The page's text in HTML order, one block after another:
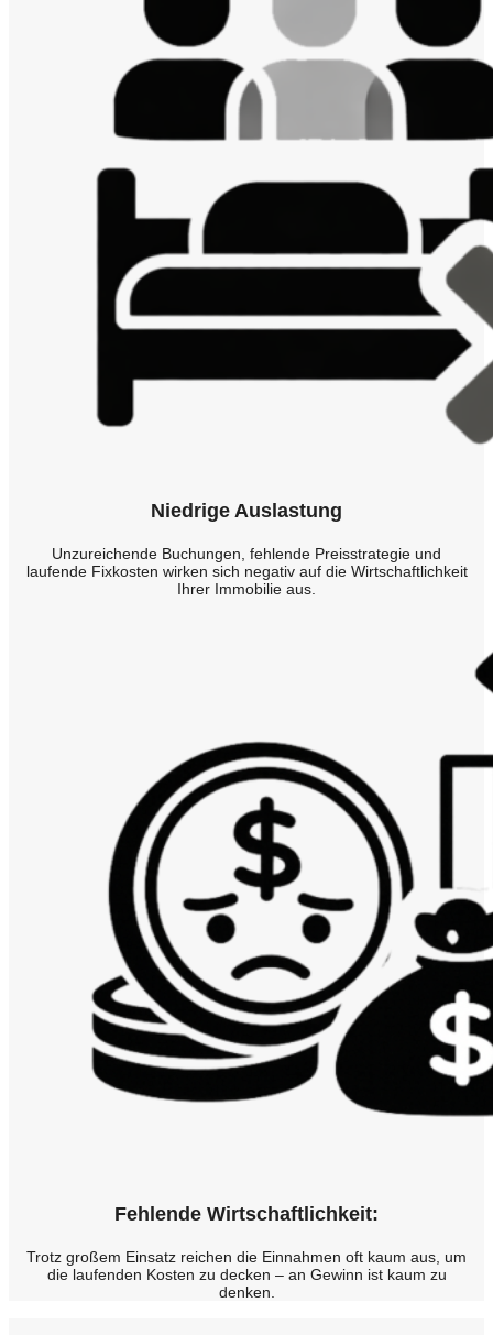
Niedrige Auslastung
Unzureichende Buchungen, fehlende Preisstrategie und
laufende Fixkosten wirken sich negativ auf die Wirtschaftlichkeit
Ihrer Immobilie aus.
Fehlende Wirtschaftlichkeit:
Trotz großem Einsatz reichen die Einnahmen oft kaum aus, um
die laufenden Kosten zu decken – an Gewinn ist kaum zu
denken.